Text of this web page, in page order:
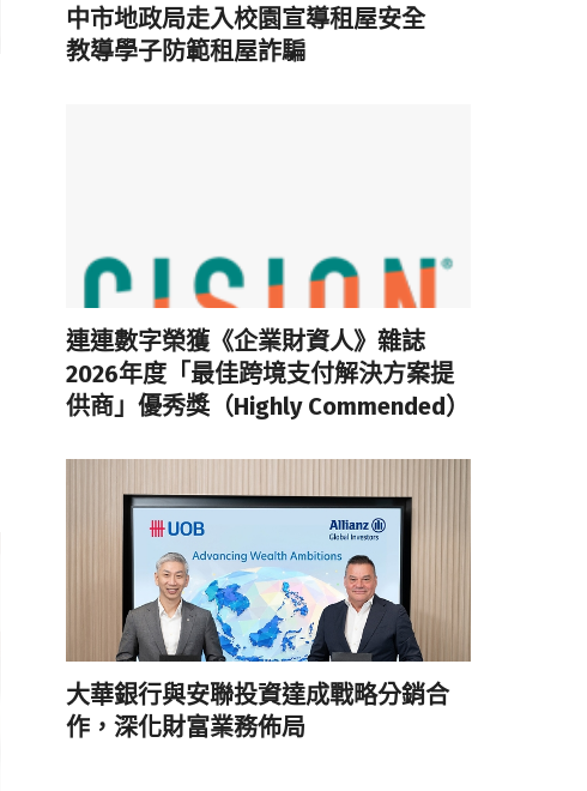
中市地政局走入校園宣導租屋安全
教導學子防範租屋詐騙
連連數字榮獲《企業財資人》雜誌
2026年度「最佳跨境支付解決方案提
供商」優秀獎（Highly Commended）
大華銀行與安聯投資達成戰略分銷合
作，深化財富業務佈局